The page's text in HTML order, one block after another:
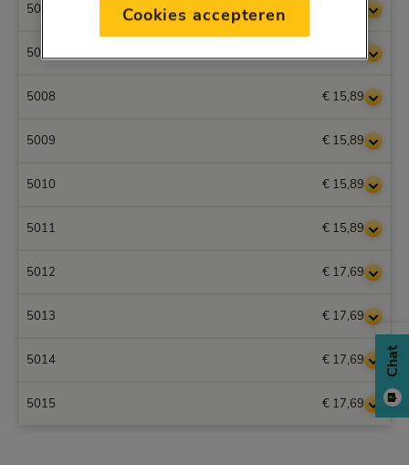
5006
5007
5008 € 15,89
5009 € 15,89
5010 € 15,89
5011 € 15,89
5012 € 17,69
5013 € 17,69
5014 € 17,69
5015 € 17,69
Chat
Cookies accepteren